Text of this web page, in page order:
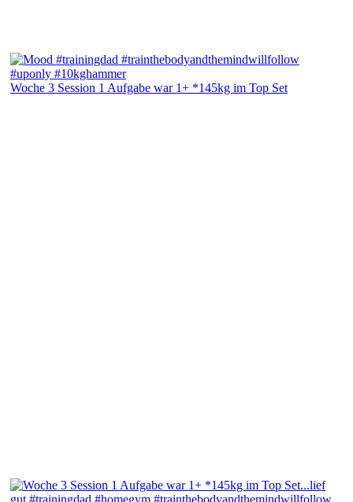
Woche 3 Session 1 Aufgabe war 1+ *145kg im Top Set